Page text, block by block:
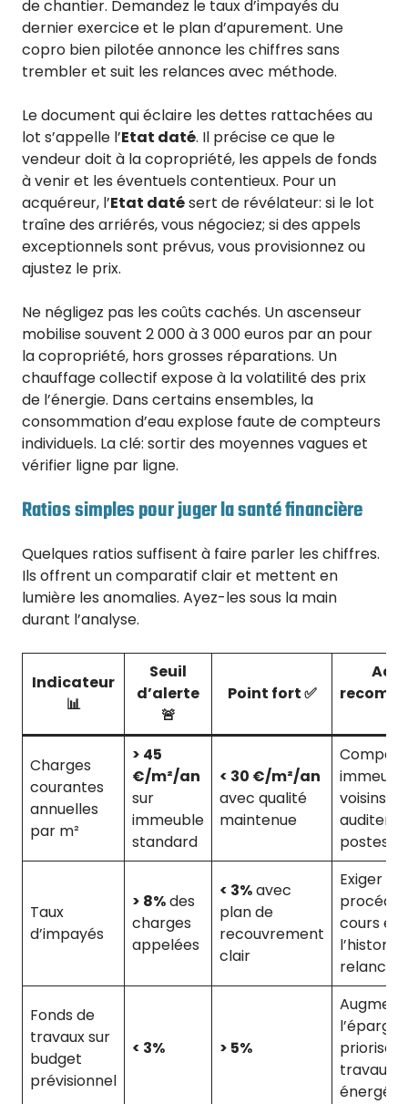
de chantier. Demandez le taux d’impayés du
dernier exercice et le plan d’apurement. Une
copro bien pilotée annonce les chiffres sans
trembler et suit les relances avec méthode.
Le document qui éclaire les dettes rattachées au
lot s’appelle l’Etat daté. Il précise ce que le
vendeur doit à la copropriété, les appels de fonds
à venir et les éventuels contentieux. Pour un
acquéreur, l’Etat datésert de révélateur: si le lot
traîne des arriérés, vous négociez; si des appels
exceptionnels sont prévus, vous provisionnez ou
ajustez le prix.
Ne négligez pas les coûts cachés. Un ascenseur
mobilise souvent 2 000 à 3 000 euros par an pour
la copropriété, hors grosses réparations. Un
chauffage collectif expose à la volatilité des prix
de l’énergie. Dans certains ensembles, la
consommation d’eau explose faute de compteurs
individuels. La clé: sortir des moyennes vagues et
vérifier ligne par ligne.
Ratios simples pour juger la santé financière
Quelques ratios suffisent à faire parler les chiffres.
Ils offrent un comparatif clair et mettent en
lumière les anomalies. Ayez-les sous la main
durant l’analyse.
Indicateur
📊
Seuil
d’alerte
🚨
Point fort ✅
Charges
courantes
annuelles
par m²
> 45
€/m²/an
sur
immeuble
standard
< 30 €/m²/an
avec qualité
maintenue
voisins et
auditer
postes
Taux
d’impayés
> 8%des
charges
appelées
< 3%avec
plan de
recouvrement
clair
Exiger les
cours et
relances
Fonds de
travaux sur
budget
prévisionnel
< 3% > 5%
prioriser
travaux